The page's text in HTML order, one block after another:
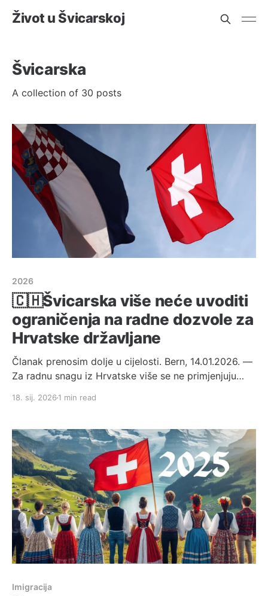
Život u Švicarskoj
Švicarska
A collection of 30 posts
2026
🇨🇭Švicarska više neće uvoditi
ograničenja na radne dozvole za
Hrvatske državljane
Članak prenosim dolje u cijelosti. Bern, 14.01.2026. —
Za radnu snagu iz Hrvatske više se ne primjenjuju
sjednici 14. siječnja 2026. obaviješteno da je broj
godini ostao ispod pragova koji bi omogućili
aktiviranje
18. sij. 2026 1 min read
Imigracija